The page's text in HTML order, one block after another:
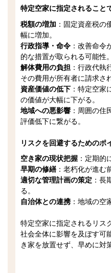
特定空家に指定されること
税額の増加 ：固定資産税の
幅に増加。
行政指導・命令 ：改善命令
的な措置が取られる可能性。
解体費用の負担 ：行政代執
その費用が所有者に請求さ
資産価値の低下 ：特定空家
の価値が大幅に下がる。
地域への悪影響 ：周囲の住
評価低下に繋がる。
リスクを回避するためのポ
空き家の現状把握 ：定期的
早期の修繕 ：老朽化が進む
適切な管理計画の策定 ：長
る。
自治体との連携 ：地域の空
特定空家に指定されるリス
社会全体に影響を及ぼす可
き家を放置せず、早めに対